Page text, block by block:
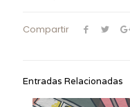
Compartir
Entradas Relacionadas